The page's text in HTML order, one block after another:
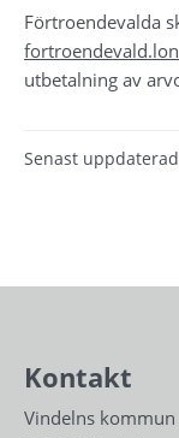
utbetalning av
Senast uppdaterad
Kontakt
Vindelns kommun